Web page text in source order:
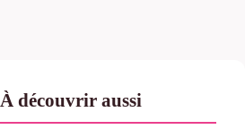
découvrir aussi